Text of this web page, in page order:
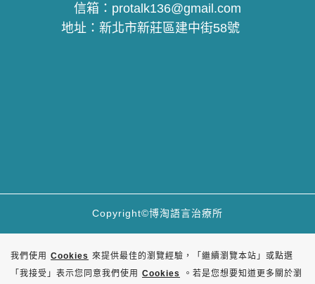
信箱： protalk136@gmail.com
地址： 新北市新莊區建中街58號
Copyright©博淘語言治療所
我們使用 Cookies 來提供最佳的瀏覽經驗，「繼續瀏覽本站」或點選
「我接受」表示您同意我們使用 Cookies 。若是您想要知道更多關於瀏